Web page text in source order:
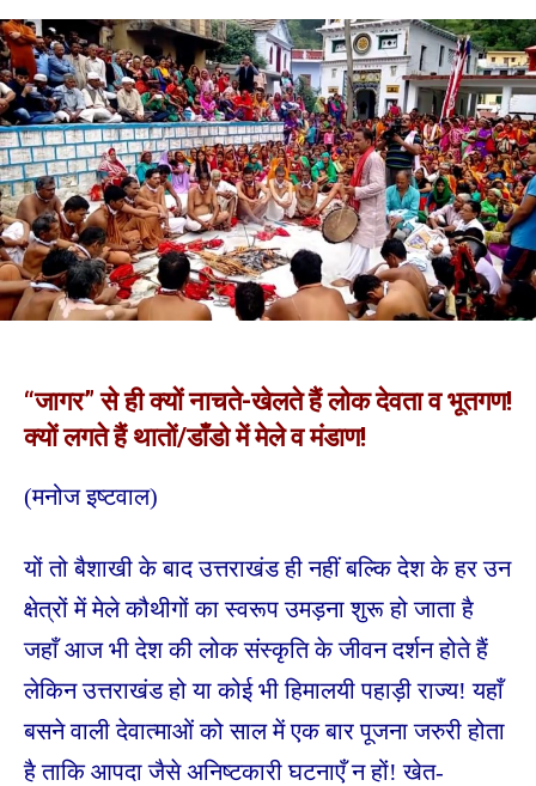
“जागर” से ही क्यों नाचते-खेलते हैं लोक देवता व भूतगण!
क्यों लगते हैं थातों/डाँडो में मेले व मंडाण!
(मनोज इष्टवाल)
यों तो बैशाखी के बाद उत्तराखंड ही नहीं बल्कि देश के हर उन
क्षेत्रों में मेले कौथीगों का स्वरूप उमड़ना शुरू हो जाता है
जहाँ आज भी देश की लोक संस्कृति के जीवन दर्शन होते हैं
लेकिन उत्तराखंड हो या कोई भी हिमालयी पहाड़ी राज्य! यहाँ
बसने वाली देवात्माओं को साल में एक बार पूजना जरुरी होता
है ताकि आपदा जैसे अनिष्टकारी घटनाएँ न हों! खेत-